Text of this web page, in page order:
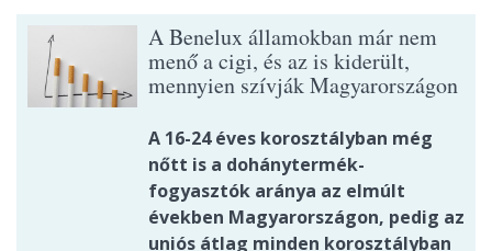
A Benelux államokban már nem
menő a cigi, és az is kiderült,
mennyien szívják Magyarországon
A 16-24 éves korosztályban még
nőtt is a dohánytermék-
fogyasztók aránya az elmúlt
években Magyarországon, pedig az
uniós átlag minden korosztályban